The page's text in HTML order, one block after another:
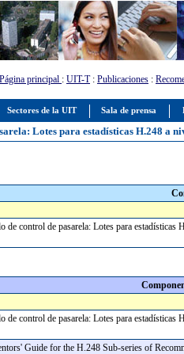
Sectores de la UIT Sala de prensa
Página principal : UIT-T: Publicaciones :
Lotes para estadísticas H.248 a
de control de pasarela: Lotes para
de control de pasarela: Lotes para
Guide for the H.248 Sub-series of